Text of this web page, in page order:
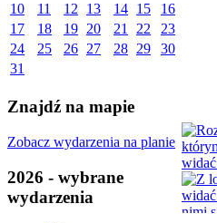
10
11 12 13 14 15
16
17
18 19 20 21 22
23
24
25 26 27 28 29
30
31
Znajdź na mapie
Zobacz wydarzenia na planie
2026 - wybrane
wydarzenia